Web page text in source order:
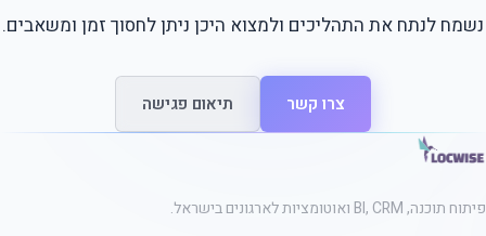
נשמח לנתח את התהליכים ולמצוא היכן ניתן לחסוך זמן ומשאבים.
צרו קשר תיאום פגישה
פיתוח תוכנה, BI, CRM ואוטומציות לארגונים בישראל.